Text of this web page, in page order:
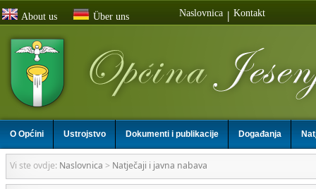
About us Über uns Naslovnica | Kontakt
O Općini Ustrojstvo Dokumenti i publikacije Događanja
Vi ste ovdje: Naslovnica > Natječaji i javna nabava